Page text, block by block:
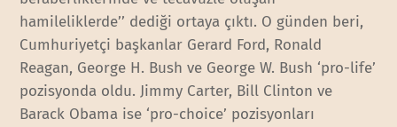
hamileliklerde’’ dediği ortaya çıktı. O günden beri,
Cumhuriyetçi başkanlar Gerard Ford, Ronald
Reagan, George H. Bush ve George W. Bush ‘pro-life’
pozisyonda oldu. Jimmy Carter, Bill Clinton ve
Barack Obama ise ‘pro-choice’ pozisyonları